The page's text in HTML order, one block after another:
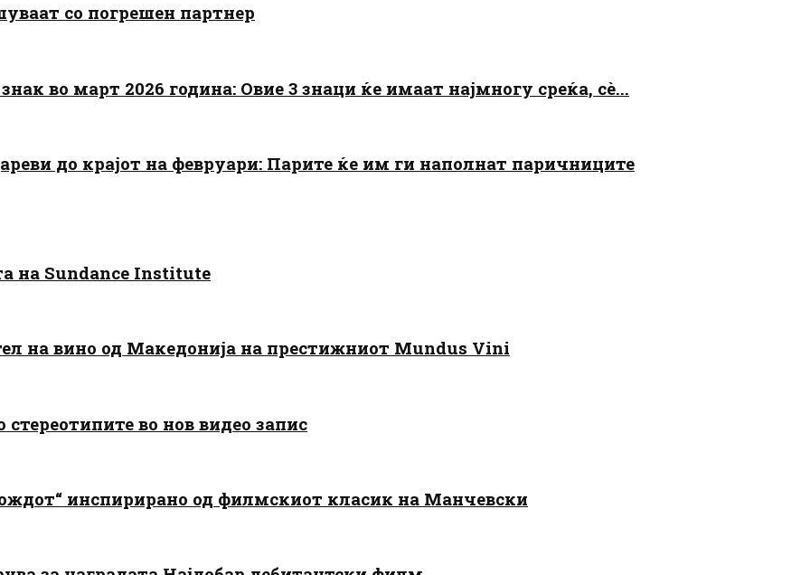
со погрешен партнер
во март 2026 година: Овие 3 знаци ќе имаат најмногу среќа, сè...
до крајот на февруари: Парите ќе им ги наполнат паричниците
на Sundance Institute
на вино од Македонија на престижниот Mundus Vini
во нов видео запис
инспирирано од филмскиот класик на Манчевски